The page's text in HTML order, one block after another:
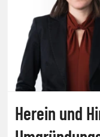
Herein und